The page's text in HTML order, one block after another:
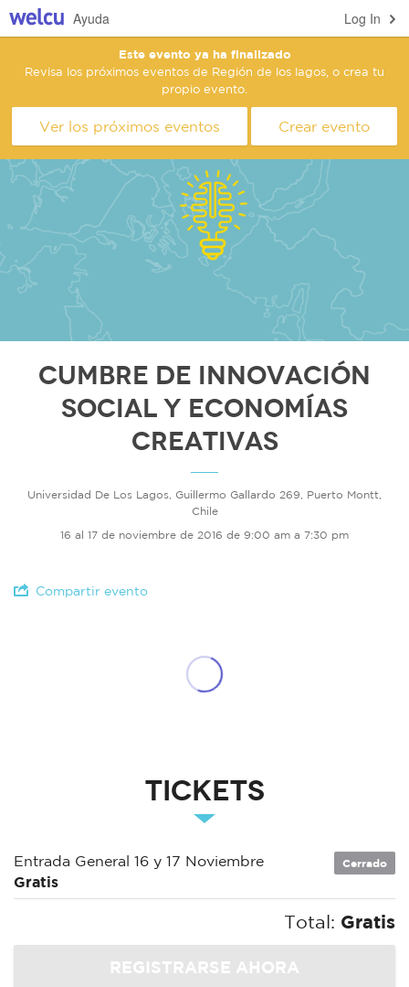
Log In
Ayuda
Este evento ya ha finalizado
Revisa los próximos eventos de Región de los lagos, o crea tu
propio evento.
Ver los próximos eventos Crear evento
Cumbre de Innovación
social y Economías
Creativas
Universidad De Los Lagos, Guillermo Gallardo 269, Puerto Montt,
Chile
16 al 17 de noviembre de 2016 de 9:00 am a 7:30 pm
Compartir evento
Tickets
Entrada General 16 y 17 Noviembre
Gratis
Cerrado
Total: Gratis